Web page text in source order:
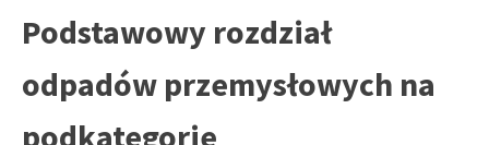
Podstawowy rozdział
odpadów przemysłowych na
podkategorie